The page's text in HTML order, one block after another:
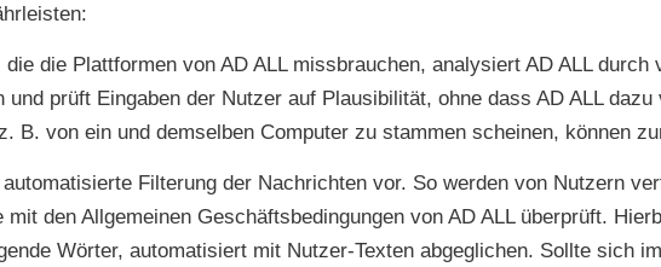
die Plattformen von AD ALL missbrauchen, analysiert AD ALL
prüft Eingaben der Nutzer auf Plausibilität, ohne dass AD ALL
B. von ein und demselben Computer zu stammen scheinen, können
Filterung der Nachrichten vor. So werden von Nutzern
mit den Allgemeinen Geschäftsbedingungen von AD ALL überprüft.
Wörter, automatisiert mit Nutzer-Texten abgeglichen. Sollte sich